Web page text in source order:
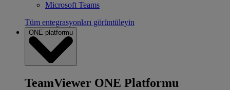
Microsoft Teams
Tüm entegrasyonları görüntüleyin
ONE platformu
TeamViewer ONE Platformu